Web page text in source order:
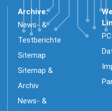
Archive:
News- &
Testberichte
Sitemap
Sitemap &
Archiv
News- &